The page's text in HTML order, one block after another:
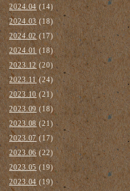
2024.04 (14)
2024.03(18)
2024.02(17)
2024.01 (18)
2023.12(20)
2023.11(24)
2023.10(21)
2023.09 (18)
2023.08(21)
2023.07(17)
2023.06(22)
2023.05 (19)
2023.04(19)